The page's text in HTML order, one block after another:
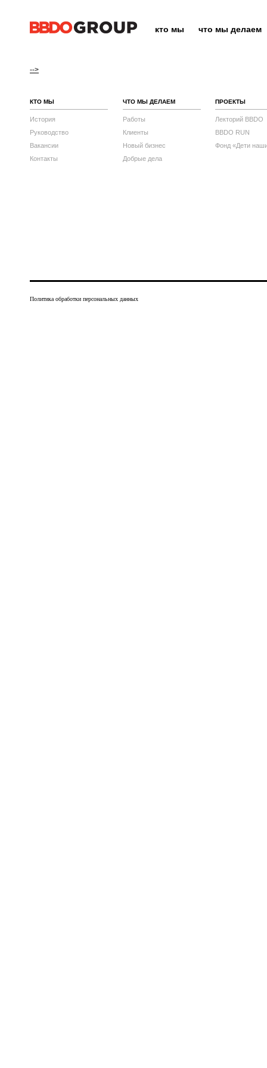
кто мы что мы делаем
-->
КТО МЫ
История
Руководство
Вакансии
Контакты
ЧТО МЫ ДЕЛАЕМ
Работы
Клиенты
Новый бизнес
Добрые дела
ПРОЕКТЫ
Лекторий BBDO
BBDO RUN
Фонд «Дети
Политика обработки персональных данных